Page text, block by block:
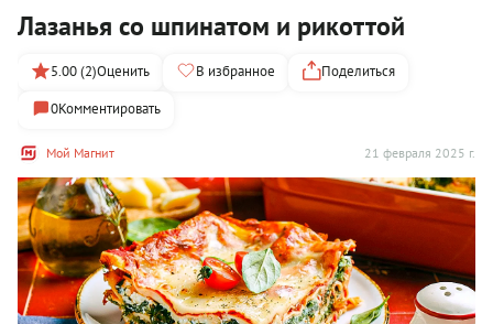
Лазанья со шпинатом и рикоттой
Мой Магнит 21 февраля 2025 г.
5.00 (2)Оценить В избранное
Поделиться
0Комментировать